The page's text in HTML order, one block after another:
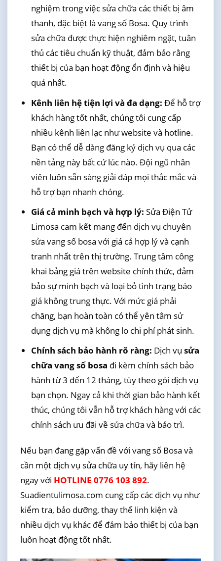
nghiệm trong việc sửa chữa các thiết bị âm
thanh, đặc biệt là vang số Bosa. Quy trình
sửa chữa được thực hiện nghiêm ngặt, tuân
thủ các tiêu chuẩn kỹ thuật, đảm bảo rằng
thiết bị của bạn hoạt động ổn định và hiệu
quả nhất.
Kênh liên hệ tiện lợi và đa dạng: Để hỗ trợ
khách hàng tốt nhất, chúng tôi cung cấp
nhiều kênh liên lạc như website và hotline.
Bạn có thể dễ dàng đăng ký dịch vụ qua các
nền tảng này bất cứ lúc nào. Đội ngũ nhân
viên luôn sẵn sàng giải đáp mọi thắc mắc và
hỗ trợ bạn nhanh chóng.
Giá cả minh bạch và hợp lý: Sửa Điện Tử
Limosa cam kết mang đến dịch vụ chuyên
sửa vang số bosa với giá cả hợp lý và cạnh
tranh nhất trên thị trường. Trung tâm công
khai bảng giá trên website chính thức, đảm
bảo sự minh bạch và loại bỏ tình trạng báo
giá không trung thực. Với mức giá phải
chăng, bạn hoàn toàn có thể yên tâm sử
dụng dịch vụ mà không lo chi phí phát sinh.
Chính sách bảo hành rõ ràng: Dịch vụ sửa
chữa vang số bosa đi kèm chính sách bảo
hành từ 3 đến 12 tháng, tùy theo gói dịch vụ
bạn chọn. Ngay cả khi thời gian bảo hành kết
thúc, chúng tôi vẫn hỗ trợ khách hàng với các
chính sách ưu đãi về sửa chữa và bảo trì.
Nếu bạn đang gặp vấn đề với vang số Bosa và
cần một dịch vụ sửa chữa uy tín, hãy liên hệ
ngay với HOTLINE 0776 103 892.
Suadientulimosa.com cung cấp các dịch vụ như
kiểm tra, bảo dưỡng, thay thế linh kiện và
nhiều dịch vụ khác để đảm bảo thiết bị của bạn
luôn hoạt động tốt nhất.